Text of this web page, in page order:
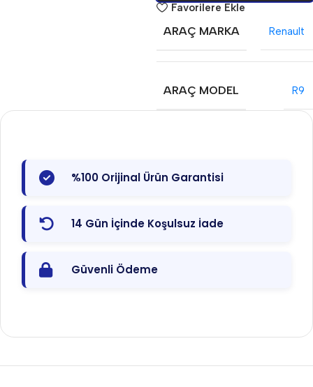
Favorilere Ekle
ARAÇ MARKA Renault
ARAÇ MODEL R9
%100 Orijinal Ürün Garantisi
14 Gün İçinde Koşulsuz İade
Güvenli Ödeme